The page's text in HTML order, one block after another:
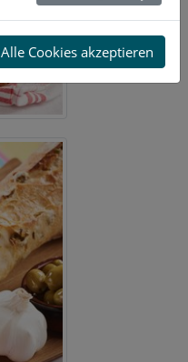
Alle Cookies akzeptieren